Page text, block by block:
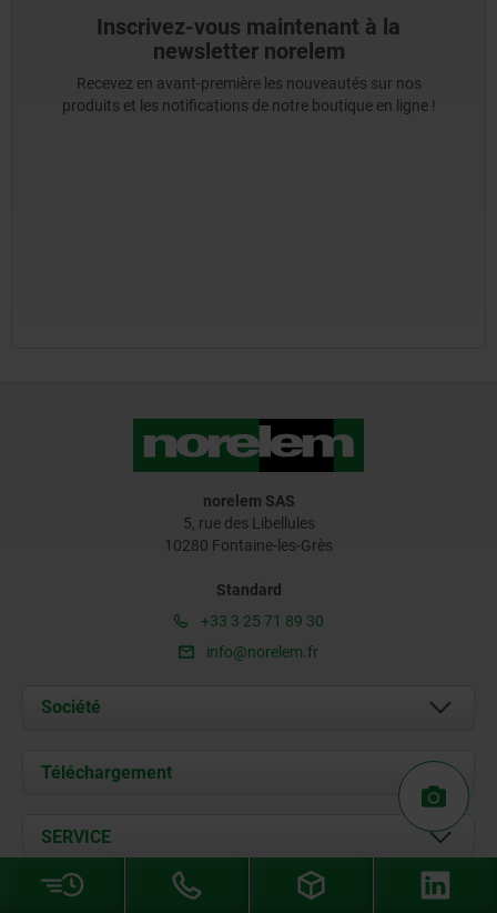
Inscrivez-vous maintenant à la
newsletter norelem
Recevez en avant-première les nouveautés sur nos
produits et les notifications de notre boutique en ligne !
norelem SAS
5, rue des Libellules
10280 Fontaine-les-Grès
Standard
+33 3 25 71 89 30
info@norelem.fr
Société
À propos de nous
Contact
Téléchargement
Documents
SERVICE
Conditions de livraison